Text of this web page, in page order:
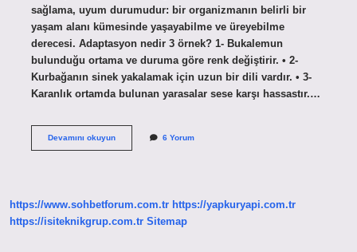
sağlama, uyum durumudur: bir organizmanın belirli bir
yaşam alanı kümesinde yaşayabilme ve üreyebilme
derecesi. Adaptasyon nedir 3 örnek? 1- Bukalemun
bulunduğu ortama ve duruma göre renk değiştirir. • 2-
Kurbağanın sinek yakalamak için uzun bir dili vardır. • 3-
Karanlık ortamda bulunan yarasalar sese karşı hassastır.…
Devamını okuyunBitki
6 Yorum
https://www.sohbetforum.com.tr https://yapkuryapi.com.tr
https://isiteknikgrup.com.tr Sitemap